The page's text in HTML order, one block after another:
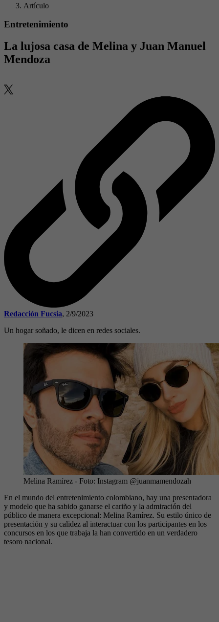
Artículo
Entretenimiento
La lujosa casa de Melina y Juan Manuel
Mendoza
Redacción Fucsia, 2/9/2023
Un hogar soñado, le dicen en redes sociales.
Melina Ramírez - Foto: Instagram @juanmamendozah
En el mundo del entretenimiento colombiano, hay una presentadora
y modelo que ha sabido ganarse el cariño y la admiración del
público de manera excepcional: Melina Ramírez. Su estilo único de
presentación y su calidez al interactuar con los participantes en los
concursos en los que trabaja la han convertido en un verdadero
tesoro nacional.